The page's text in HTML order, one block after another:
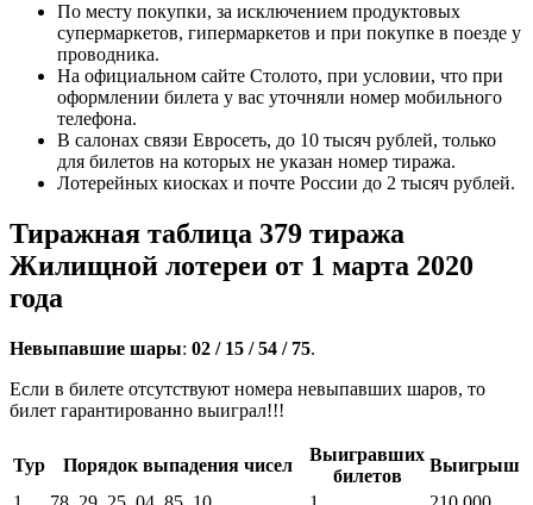
По месту покупки, за исключением продуктовых
супермаркетов, гипермаркетов и при покупке в поезде у
проводника.
На официальном сайте Столото, при условии, что при
оформлении билета у вас уточняли номер мобильного
телефона.
В салонах связи Евросеть, до 10 тысяч рублей, только
для билетов на которых не указан номер тиража.
Лотерейных киосках и почте России до 2 тысяч рублей.
Тиражная таблица 379 тиража
Жилищной лотереи от 1 марта 2020
года
Невыпавшие шары: 02 / 15 / 54 / 75.
Если в билете отсутствуют номера невыпавших шаров, то
билет гарантированно выиграл!!!
Тур Порядок выпадения чисел
Выигравших
билетов
Выигрыш